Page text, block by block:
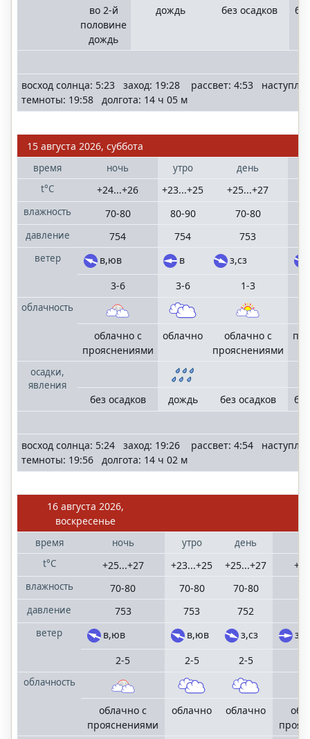
во 2-й
половине
дождь
дождь без осадков
восход солнца: 5:23 заход: 19:28 рассвет: 4:53
темноты: 19:58 долгота: 14 ч 05 м
15 августа 2026, суббота
время
t°C
влажность
давление
ветер
облачность
осадки,
явления
ночь
+24...+26
70-80
754
в,юв
3-6
облачно с
прояснениями
без осадков
утро
+23...+25
80-90
754
в
3-6
облачно
дождь
день
+25...+27
70-80
753
з,сз
1-3
облачно с
прояснениями
без осадков
восход солнца: 5:24 заход: 19:26 рассвет: 4:54
темноты: 19:56 долгота: 14 ч 02 м
16 августа 2026,
воскресенье
время
t°C
влажность
давление
ветер
облачность
ночь
+25...+27
70-80
753
в,юв
2-5
облачно с
прояснениями
утро
+23...+25
70-80
753
в,юв
2-5
облачно
день
+25...+27
70-80
752
з,сз
2-5
облачно
з
2006
mail
terrameteo.ru
политика
конфиденциальности